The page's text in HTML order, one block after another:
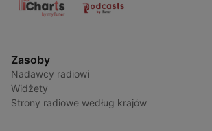
Zasoby
Nadawcy radiowi
Widżety
Strony radiowe według krajów